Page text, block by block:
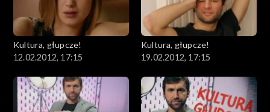
Kultura, głupcze!
12.02.2012, 17:15
Kultura, głupcze!
19.02.2012, 17:15